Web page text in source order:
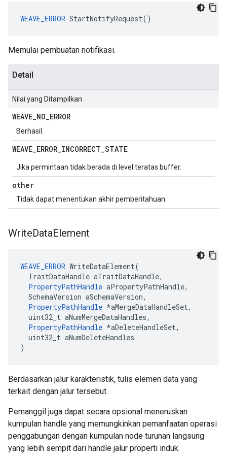
WEAVE_ERROR StartNotifyRequest()
Memulai pembuatan notifikasi.
Detail
Nilai yang Ditampilkan
WEAVE_NO_ERROR
Berhasil.
WEAVE_ERROR_INCORRECT_STATE
Jika permintaan tidak berada di level teratas buffer.
other
Tidak dapat menentukan akhir pemberitahuan.
WriteDataElement
WEAVE_ERROR WriteDataElement(
  TraitDataHandle aTraitDataHandle,
PropertyPathHandle aPropertyPathHandle,
  SchemaVersion aSchemaVersion,
PropertyPathHandle *aMergeDataHandleSet,
  uint32_t aNumMergeDataHandles,
PropertyPathHandle *aDeleteHandleSet,
  uint32_t aNumDeleteHandles
)
Berdasarkan jalur karakteristik, tulis elemen data yang
terkait dengan jalur tersebut.
Pemanggil juga dapat secara opsional meneruskan
kumpulan handle yang memungkinkan pemanfaatan operasi
penggabungan dengan kumpulan node turunan langsung
yang lebih sempit dari handle jalur properti induk.